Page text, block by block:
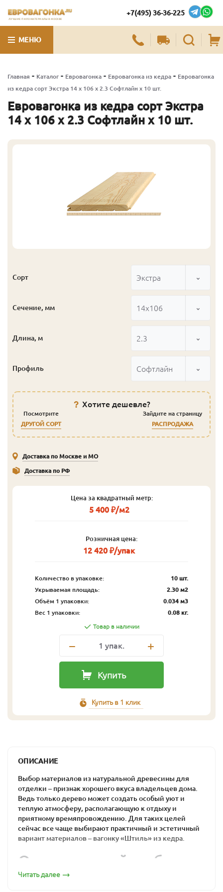
ЛУЧШИЕ ПИЛОМАТЕРИАЛЫ В МОСКВЕ
+7(495) 36-36-225
МЕНЮ
Главная - Каталог - Евровагонка - Евровагонка из кедра - Евровагонка
из кедра сорт Экстра 14 x 106 x 2.3 Софтлайн x 10 шт.
Евровагонка из кедра сорт Экстра
14 x 106 x 2.3 Софтлайн x 10 шт.
Сорт Экстра
Сечение, мм 14x106
Длина, м 2.3
Профиль Софтлайн
Хотите дешевле?
Посмотрите
ДРУГОЙ СОРТ
Зайдите на страницу
РАСПРОДАЖА
Доставка по Москве и МО
Доставка по РФ
Цена за квадратный метр:
5 400 ₽/м2
Розничная цена:
12 420 ₽/упак
Количество в упаковке:
10 шт.
Укрываемая площадь:
2.30 м2
Объём 1 упаковки:
0.034 м3
Вес 1 упаковки:
0.08 кг.
Товар в наличии
1 упак.
Купить
Купить в 1 клик
ОПИСАНИЕ
Выбор материалов из натуральной древесины для
отделки – признак хорошего вкуса владельцев дома.
Ведь только дерево может создать особый уют и
теплую атмосферу, располагающую к отдыху и
приятному времяпровождению. Для таких целей
сейчас все чаще выбирают практичный и эстетичный
вариант материалов – вагонку «Штиль» из кедра.
Оптимальный выбор
для загородного дома
Читать далее